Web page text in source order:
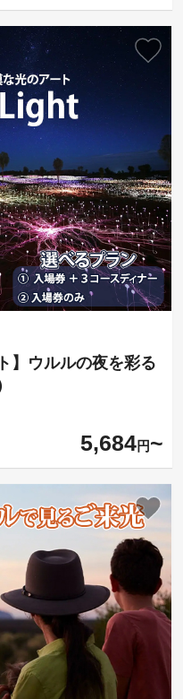
】ウルルの夜を彩る
5,684円